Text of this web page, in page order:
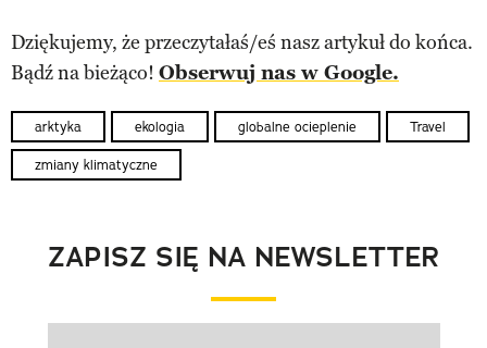
Dziękujemy, że przeczytałaś/eś nasz artykuł do końca.
Bądź na bieżąco! Obserwuj nas w Google.
arktyka ekologia globalne ocieplenie Travel
zmiany klimatyczne
ZAPISZ SIĘ NA NEWSLETTER